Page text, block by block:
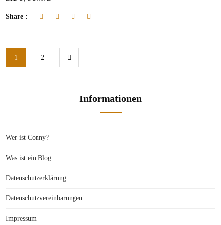
Share :
1 2
Informationen
Wer ist Conny?
Was ist ein Blog
Datenschutzerklärung
Datenschutzvereinbarungen
Impressum